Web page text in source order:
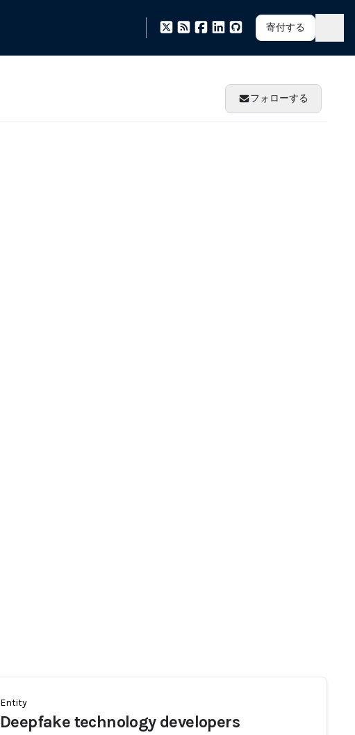
寄付する
フォローする
Entity
Deepfake technology developers